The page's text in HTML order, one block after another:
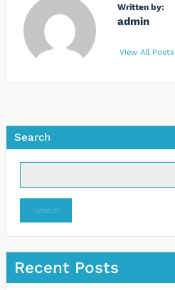
Written by:
admin
View All Posts
Search
Search
Recent Posts